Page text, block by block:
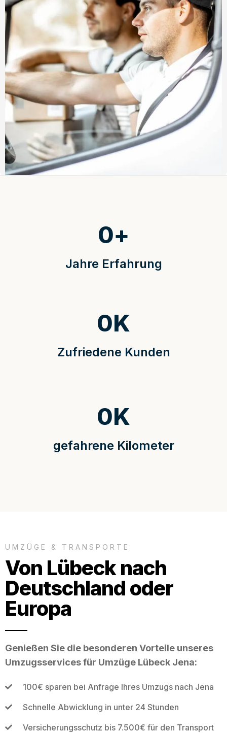
Jahre Erfahrung
0+
Zufriedene Kunden
0K
gefahrene Kilometer
0K
UMZÜGE & TRANSPORTE
Von Lübeck nach
Deutschland oder
Europa
Genießen Sie die besonderen Vorteile unseres
Umzugsservices für Umzüge Lübeck Jena:
100€ sparen bei Anfrage Ihres Umzugs nach Jena
Schnelle Abwicklung in unter 24 Stunden
Versicherungsschutz bis 7.500€ für den Transport